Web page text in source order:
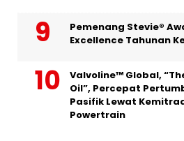
Pemenang Stevie®
Excellence Tahunan
Valvoline™ Global,
Oil”, Percepat
Pasifik Lewat
Powertrain